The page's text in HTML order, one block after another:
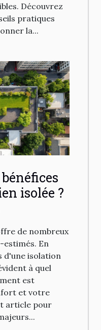
Découvrez
pratiques
la...
isolée ?
de nombreux
estimés. En
d'une isolation
à quel
est
et votre
article pour